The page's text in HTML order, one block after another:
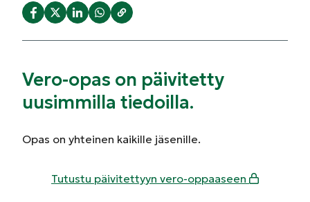
Vero-opas on päivitetty
uusimmilla tiedoilla.
Opas on yhteinen kaikille jäsenille.
Tutustu päivitettyyn vero-oppaaseen